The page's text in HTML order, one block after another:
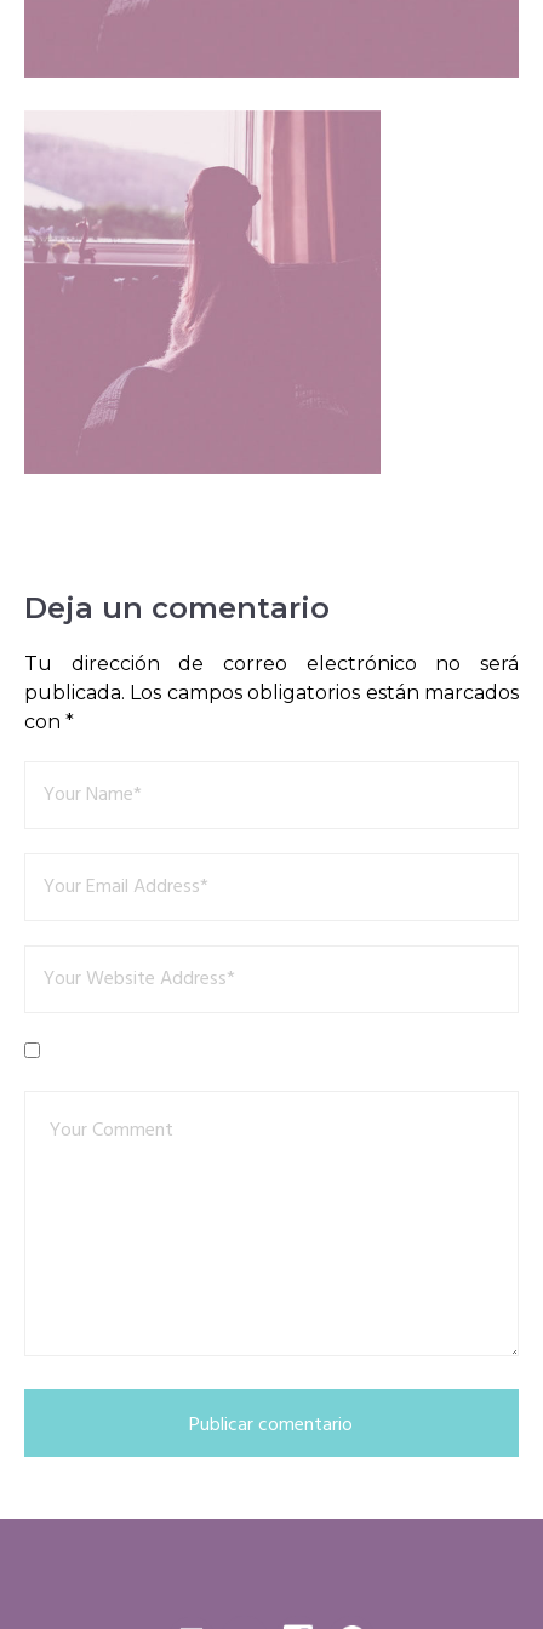
Deja un comentario
Tu dirección de correo electrónico no será
publicada. Los campos obligatorios están marcados
con *